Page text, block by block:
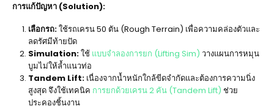
การแก้ปัญหา (Solution):
เลือกรถ:ใช้รถเครน 50 ตัน (Rough Terrain) เพื่อความคล่องตัวและ
ลดรัศมีท้ายปัด
Simulation:ใช้ แบบจำลองการยก (Lifting Sim) วางแผนการหมุน
บูมไม่ให้ล้ำแนวท่อ
Tandem Lift: เนื่องจากน้ำหนักใกล้ขีดจำกัดและต้องการความนิ่ง
สูงสุด จึงใช้เทคนิค การยกด้วยเครน 2 คัน (Tandem Lift) ช่วย
ประคองชิ้นงาน